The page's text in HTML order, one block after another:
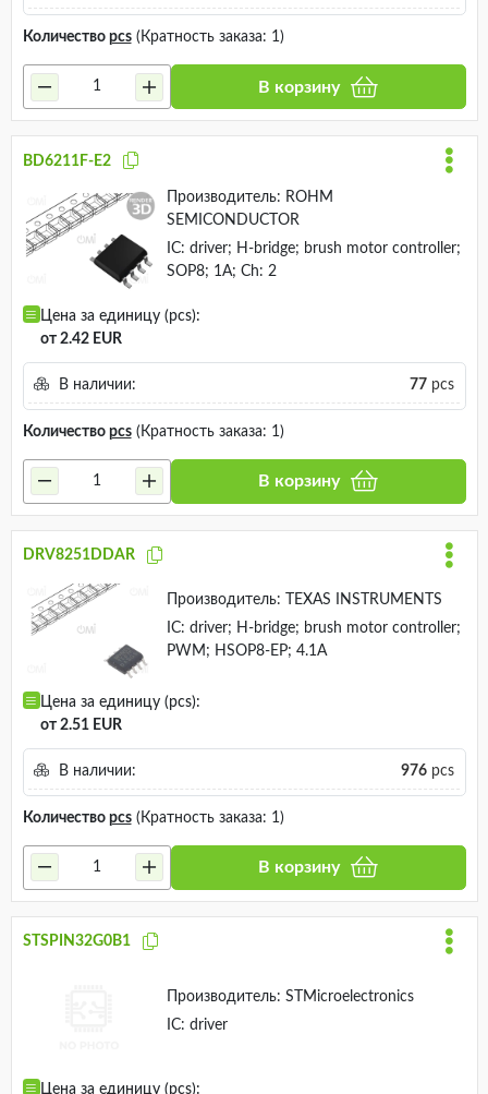
Количество pcs(Кратность заказа: 1)
В корзину
BD6211F-E2
Производитель: ROHM
SEMICONDUCTOR
IC: driver; H-bridge; brush motor controller;
SOP8; 1A; Ch: 2
Цена за единицу (pcs):
от 2.42 EUR
В наличии: 77pcs
Количество pcs(Кратность заказа: 1)
В корзину
DRV8251DDAR
Производитель:
TEXAS INSTRUMENTS
IC: driver; H-bridge; brush motor controller;
PWM; HSOP8-EP; 4.1A
Цена за единицу (pcs):
от 2.51 EUR
В наличии: 976pcs
Количество pcs(Кратность заказа: 1)
В корзину
STSPIN32G0B1
Производитель: STMicroelectronics
IC: driver
Цена за единицу (pcs):